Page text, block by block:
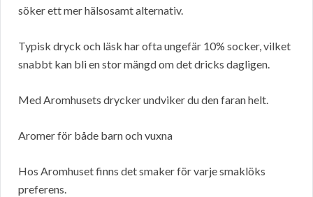
söker ett mer hälsosamt alternativ.
Typisk dryck och läsk har ofta ungefär 10% socker, vilket
snabbt kan bli en stor mängd om det dricks dagligen.
Med Aromhusets drycker undviker du den faran helt.
Aromer för både barn och vuxna
Hos Aromhuset finns det smaker för varje smaklöks
preferens.